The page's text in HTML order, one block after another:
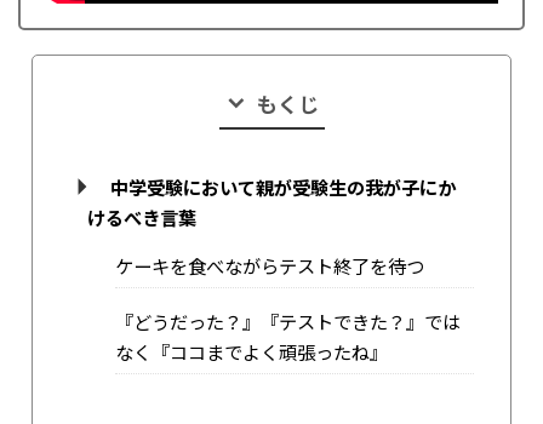
もくじ
中学受験において親が受験生の我が子にか
けるべき言葉
ケーキを食べながらテスト終了を待つ
『どうだった？』『テストできた？』では
なく『ココまでよく頑張ったね』